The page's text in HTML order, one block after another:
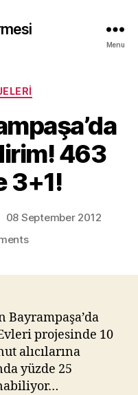
Menu
463
3+1!
08 September 2012
on
indirim!
463
bin
TL’ye
3+1!
Bayrampaşa’da
projesinde 10
alıcılarına
yüzde 25